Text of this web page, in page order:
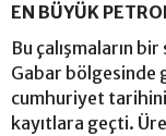
EN BÜYÜK
Bu çalışmaların bir
Gabar
cumhuriyet
kayıtlara geçti.